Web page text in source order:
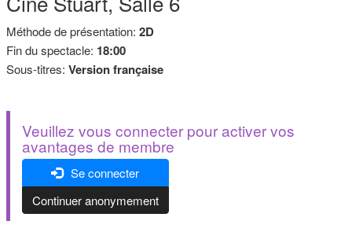
Méthode de présentation: 2D
Fin du spectacle: 18:00
Sous-titres: Version française
Veuillez vous connecter pour activer vos
avantages de membre
Se connecter
Continuer anonymement